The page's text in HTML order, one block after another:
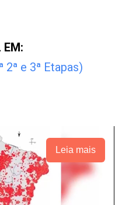
EM:
2ª e 3ª Etapas)
Leia mais